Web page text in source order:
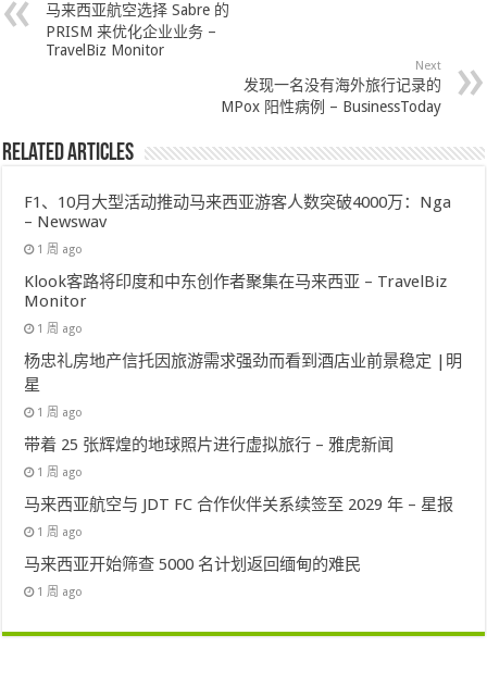
马来西亚航空选择 Sabre 的
PRISM 来优化企业业务 –
TravelBiz Monitor
Next
发现一名没有海外旅行记录的
MPox 阳性病例 – BusinessToday
Related Articles
F1、10月大型活动推动马来西亚游客人数突破4000万：Nga
– Newswav
1 周 ago
Klook客路将印度和中东创作者聚集在马来西亚 – TravelBiz
Monitor
1 周 ago
杨忠礼房地产信托因旅游需求强劲而看到酒店业前景稳定 |明
星
1 周 ago
带着 25 张辉煌的地球照片进行虚拟旅行 – 雅虎新闻
1 周 ago
马来西亚航空与 JDT FC 合作伙伴关系续签至 2029 年 – 星报
1 周 ago
马来西亚开始筛查 5000 名计划返回缅甸的难民
1 周 ago